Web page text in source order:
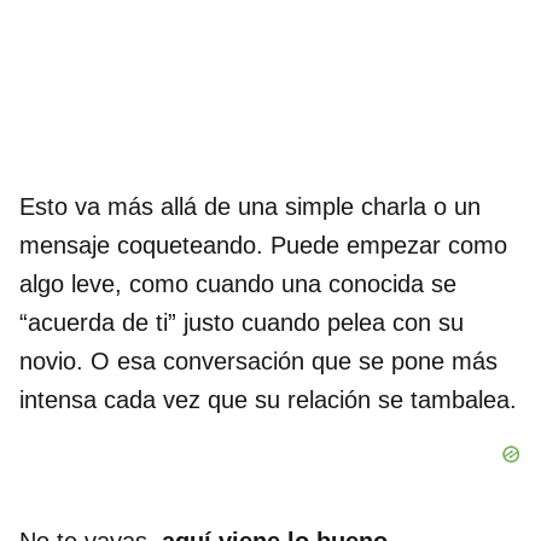
Esto va más allá de una simple charla o un
mensaje coqueteando. Puede empezar como
algo leve, como cuando una conocida se
“acuerda de ti” justo cuando pelea con su
novio. O esa conversación que se pone más
intensa cada vez que su relación se tambalea.